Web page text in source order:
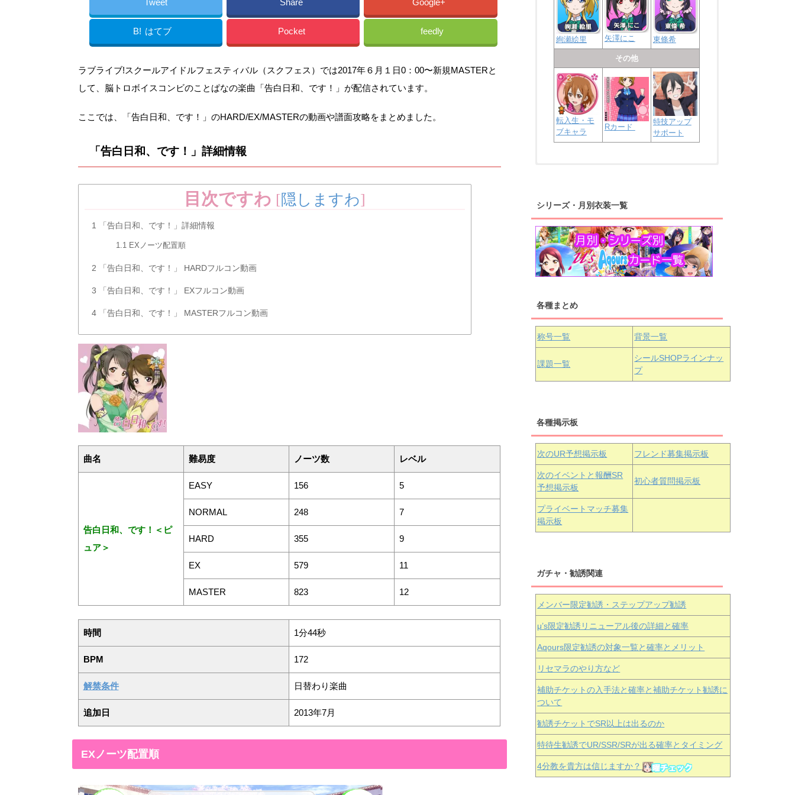
B! はてブ Pocket feedly
ラブライブ!スクールアイドルフェスティバル（スクフェス）では2017年６月１日0：00〜新規MASTERと
して、脳トロボイスコンビのことぱなの楽曲「告白日和、です！」が配信されています。
ここでは、「告白日和、です！」のHARD/EX/MASTERの動画や譜面攻略をまとめました。
「告白日和、です！」詳細情報
目次ですわ [隠しますわ]
1 「告白日和、です！」詳細情報
1.1 EXノーツ配置順
2 「告白日和、です！」 HARDフルコン動画
3 「告白日和、です！」 EXフルコン動画
4 「告白日和、です！」 MASTERフルコン動画
曲名 難易度 ノーツ数 レベル
告白日和、です！＜ピ
ュア＞
EASY 156 5
NORMAL 248 7
HARD 355 9
EX 579 11
MASTER 823 12
時間 1分44秒
BPM 172
解禁条件 日替わり楽曲
追加日 2013年7月
EXノーツ配置順
絢瀬絵里 矢澤にこ 東條希
その他
転入生・モ
ブキャラ
Rカード
特技アップ
サポート
桜内梨子 高海千歌 渡辺曜
浦の星女学院1年生
津島善子 黒澤ルビィ 国木田花丸
浦の星女学院3年生
黒澤ダイヤ
上原歩夢 宮下愛 優木せつ菜
虹ヶ咲学園1年生
中須かすみ 天王寺璃奈 桜坂しずく
近江彼方
エマ・ヴェ
シリーズ・月別衣装一覧
各種まとめ
称号一覧 背景一覧
課題一覧
シールSHOPラインナッ
プ
各種掲示板
次のUR予想掲示板 フレンド募集掲示板
次のイベントと報酬SR
予想掲示板
初心者質問掲示板
プライベートマッチ募集
掲示板
ガチャ・勧誘関連
メンバー限定勧誘・ステップアップ勧誘
μ’s限定勧誘リニューアル後の詳細と確率
Aqours限定勧誘の対象一覧と確率とメリット
リセマラのやり方など
補助チケットの入手法と確率と補助チケット勧誘に
ついて
勧誘チケットでSR以上は出るのか
特待生勧誘でUR/SSR/SRが出る確率とタイミング
4分教を貴方は信じますか？